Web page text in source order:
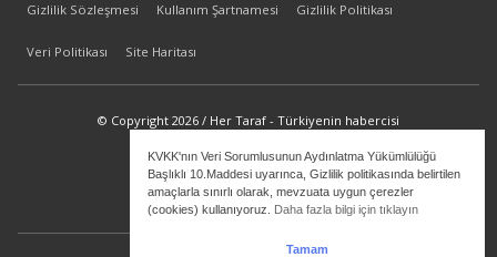
KVKK'nın Veri Sorumlusunun Aydınlatma Yükümlülüğü
Başlıklı 10.Maddesi uyarınca, Gizlilik politikasında belirtilen
amaçlarla sınırlı olarak, mevzuata uygun çerezler
(cookies) kullanıyoruz. Daha fazla bilgi için tıklayın
Tamam
Gizlilik Sözleşmesi Kullanım Şartnamesi Gizlilik Politikası
Veri Politikası Site Haritası
© Copyright 2026 / Her Taraf - Türkiyenin habercisi
bilgi@hertaraf.com